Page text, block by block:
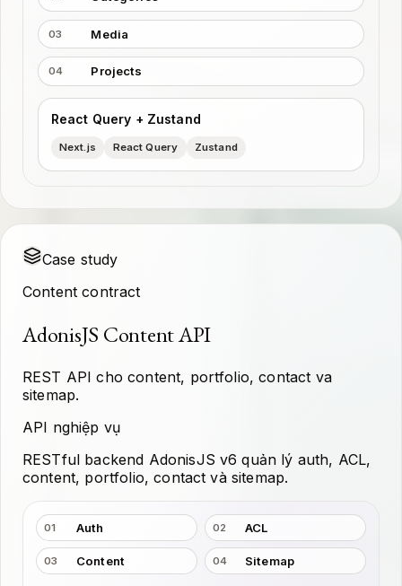
03 Media
04 Projects
React Query + Zustand
Next.js React Query Zustand
Case study
Content contract
AdonisJS Content API
REST API cho content, portfolio, contact va
sitemap.
API nghiệp vụ
RESTful backend AdonisJS v6 quản lý auth, ACL,
content, portfolio, contact và sitemap.
01 Auth 02 ACL
03 Content 04 Sitemap